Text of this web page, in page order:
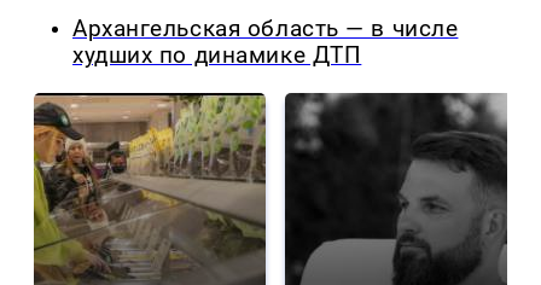
Архангельская область — в числе
худших по динамике ДТП